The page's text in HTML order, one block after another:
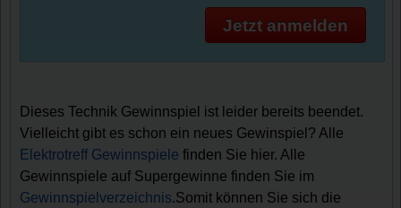
Jetzt anmelden
Dieses Technik Gewinnspiel ist leider bereits beendet.
Vielleicht gibt es schon ein neues Gewinspiel? Alle
Elektrotreff Gewinnspiele finden Sie hier. Alle
Gewinnspiele auf Supergewinne finden Sie im
Gewinnspielverzeichnis.Somit können Sie sich die